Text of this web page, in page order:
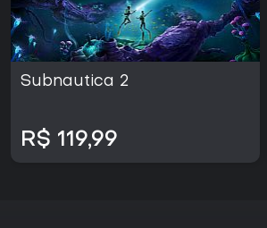
Subnautica 2
R$ 119,99